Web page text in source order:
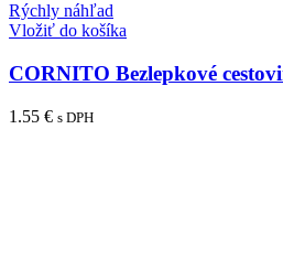
Rýchly náhľad
Vložiť do košíka
CORNITO Bezlepkové
1.55 € s DPH